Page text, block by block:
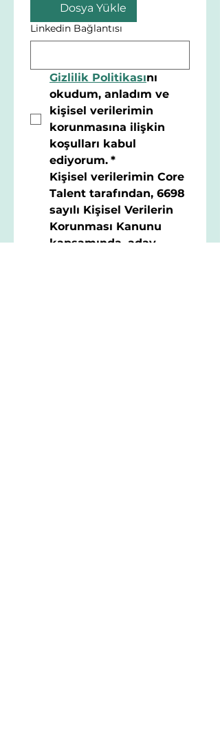
Dosya Yükle
Linkedin Bağlantısı
Gizlilik Politikasını
okudum, anladım ve
kişisel verilerimin
korunmasına ilişkin
koşulları kabul
ediyorum. *
Kişisel verilerimin Core
Talent tarafından, 6698
sayılı Kişisel Verilerin
Korunması Kanunu
kapsamında, aday